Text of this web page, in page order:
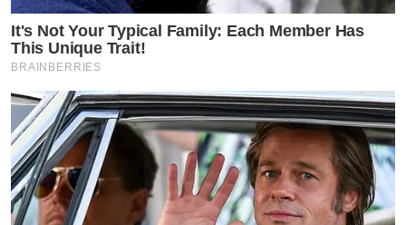
It's Not Your Typical Family: Each Member Has
This Unique Trait!
BRAINBERRIES